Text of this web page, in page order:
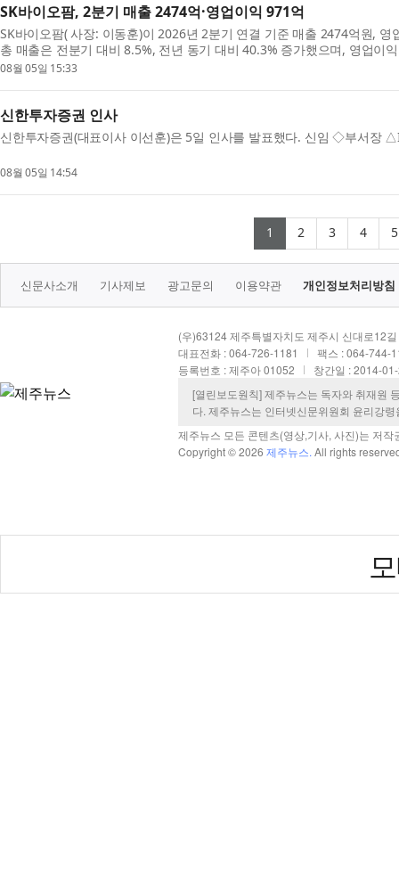
SK바이오팜, 2분기 매출 2474억·영업이익 971억
SK바이오팜( 사장: 이동훈)이 2026년 2분기 연결 기준 매출 2474억원,
총 매출은 전분기 대비 8.5%, 전년 동기 대비 40.3% 증가했으며, 영업이
56.9% 성장해 일회성 용역수익이 반영된 ...
08월 05일 15:33
신한투자증권 인사
신한투자증권(대표이사 이선훈)은 5일 인사를 발표했다. 신임 ◇부서장
08월 05일 14:54
1 (current)
2(current)
3 4 5